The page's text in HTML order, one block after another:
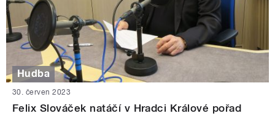
Hudba
30. červen 2023
Felix Slováček natáčí v Hradci Králové pořad